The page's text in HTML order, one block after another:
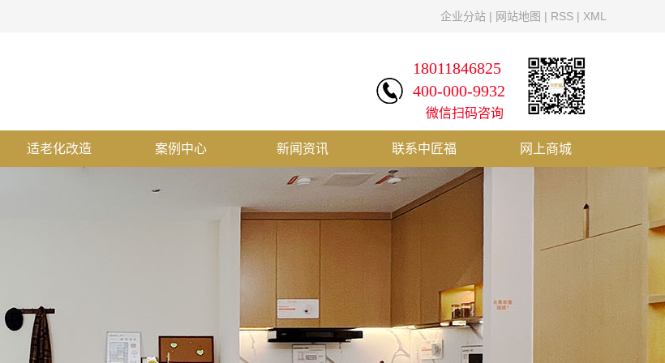
企业分站 | 网站地图 | RSS | XML
18011846825
400-000-9932
微信扫码咨询
适老化改造 案例中心 新闻资讯 联系中匠福 网上商城